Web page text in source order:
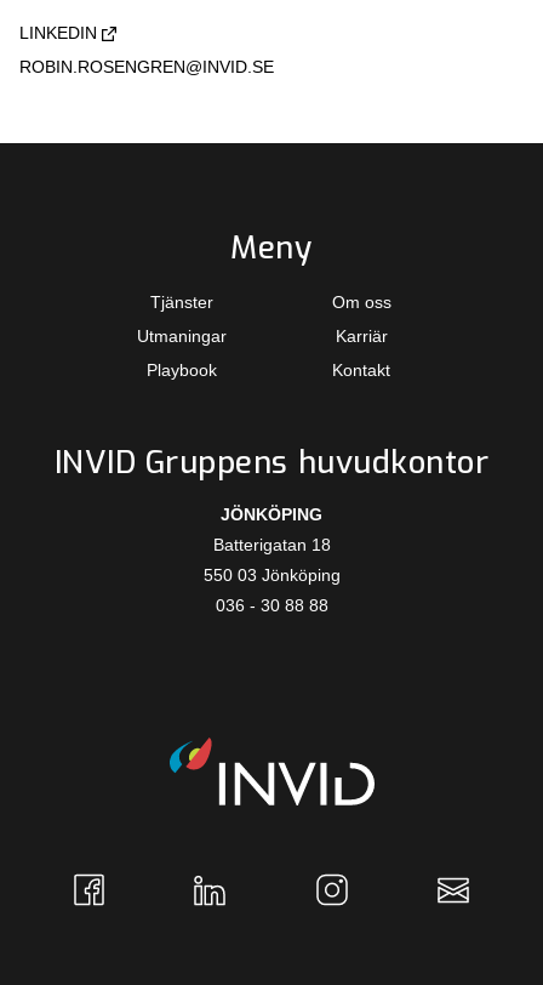
LINKEDIN
ROBIN.ROSENGREN@INVID.SE
Meny
Tjänster
Utmaningar
Playbook
Om oss
Karriär
Kontakt
INVID Gruppens huvudkontor
JÖNKÖPING
Batterigatan 18
550 03 Jönköping
036 - 30 88 88